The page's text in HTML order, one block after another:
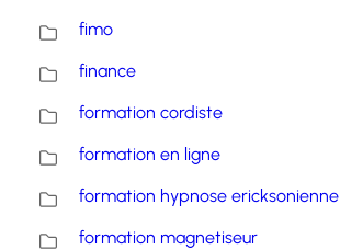
fimo
finance
formation cordiste
formation en ligne
formation hypnose ericksonienne
formation magnetiseur